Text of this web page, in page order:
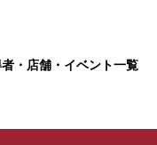
・店舗・イベント一覧